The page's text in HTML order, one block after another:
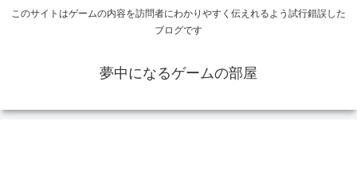
このサイトはゲームの内容を訪問者にわかりやすく伝えれるよう試行錯誤した
ブログです
夢中になるゲームの部屋